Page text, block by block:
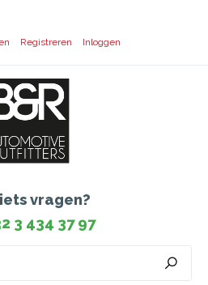
Registreren Inloggen
vragen?
3 434 37 97